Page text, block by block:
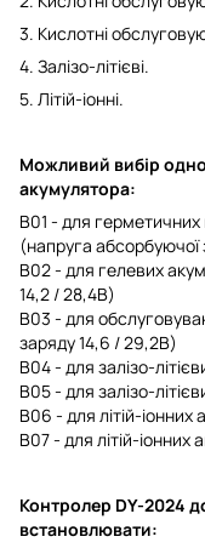
3. Кислотні
4. Залізо-літієві.
5. Літій-іонні.
Можливий вибір
акумулятора:
B01 - для
(напруга
B02 - для гелевих
14,2 / 28,4В)
B03 - для
заряду 14,6 / 29,2В)
B04 - для залізо-
В05 - для залізо-
В06 - для літій-іонних
В07 - для літій-іонних
Контролер DY-2024
встановлювати: